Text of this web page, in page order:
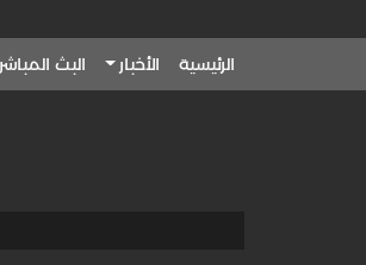
الرئيسية الأخبار البث المباشر